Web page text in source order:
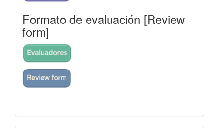
Formato de evaluación [Review
form]